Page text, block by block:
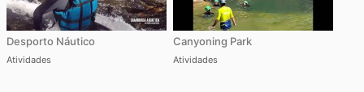
Desporto Náutico
Atividades
Canyoning Park
Atividades